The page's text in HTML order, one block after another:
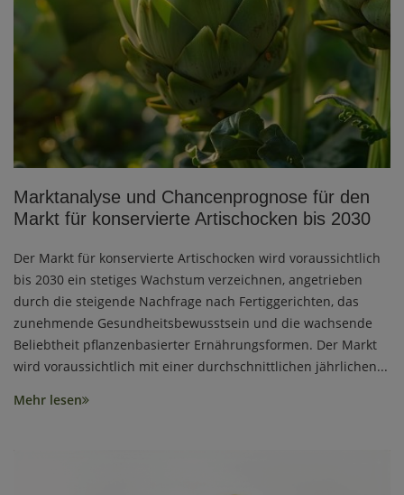
Marktanalyse und Chancenprognose für den
Markt für konservierte Artischocken bis 2030
Der Markt für konservierte Artischocken wird voraussichtlich
bis 2030 ein stetiges Wachstum verzeichnen, angetrieben
durch die steigende Nachfrage nach Fertiggerichten, das
zunehmende Gesundheitsbewusstsein und die wachsende
Beliebtheit pflanzenbasierter Ernährungsformen. Der Markt
wird voraussichtlich mit einer durchschnittlichen jährlichen...
Mehr lesen